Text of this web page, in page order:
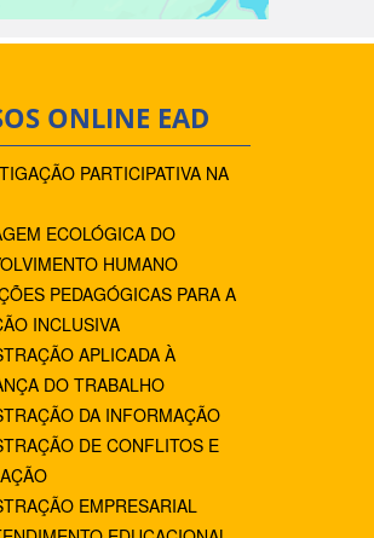
ONLINE EAD
PARTICIPATIVA NA
ECOLÓGICA DO
HUMANO
PEDAGÓGICAS PARA A
INCLUSIVA
APLICADA À
DO TRABALHO
DA INFORMAÇÃO
DE CONFLITOS E
EMPRESARIAL